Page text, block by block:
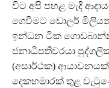
විට අපි පහළ මැදි
ගෙවීමට ඩොලර්
ඉන්ධන ටික
ජනාධිපතිවරයා
(අසාර්ථක)
දෙකහමාරක් තුළ